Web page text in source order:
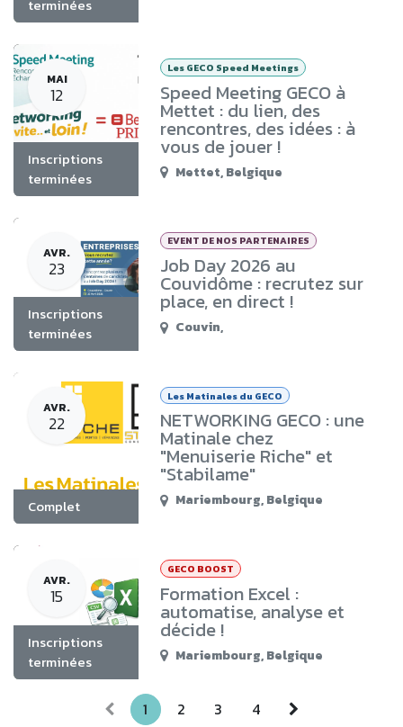
terminées
MAI
12
Inscriptions
terminées
Les GECO Speed Meetings
Speed Meeting GECO à
Mettet : du lien, des
rencontres, des idées : à
vous de jouer !
Mettet,Belgique
AVR.
23
Inscriptions
terminées
EVENT DE NOS PARTENAIRES
Job Day 2026 au
Couvidôme : recrutez sur
place, en direct !
Couvin,
AVR.
22
Complet
Les Matinales du GECO
NETWORKING GECO : une
Matinale chez
"Menuiserie Riche" et
"Stabilame"
Mariembourg,Belgique
AVR.
15
Inscriptions
terminées
GECO BOOST
Formation Excel :
automatise, analyse et
décide !
Mariembourg,Belgique
1 2 3 4